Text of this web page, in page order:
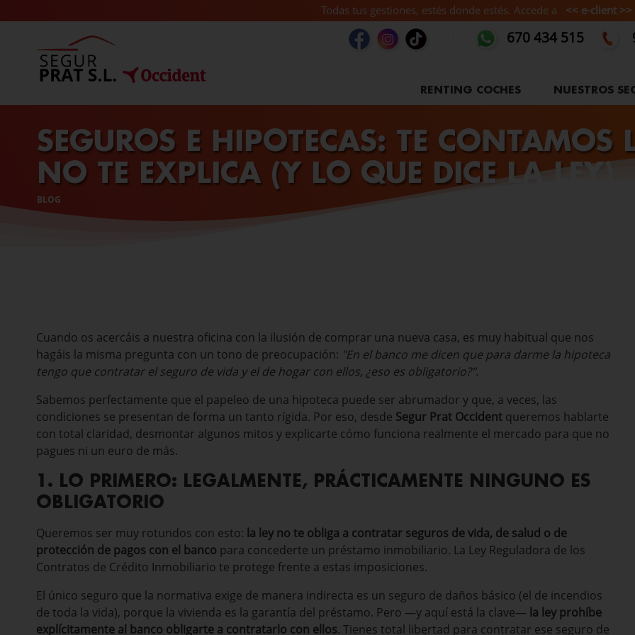
Todas tus gestiones, estés donde estés. Accede a << e-client >>
670 434 515
RENTING COCHES NUESTROS
SEGUROS E HIPOTECAS: TE CONTAMOS
NO TE EXPLICA (Y LO QUE DICE LA LEY)
BLOG
SLOGAN
PRINCIPAL
Cuando os acercáis a nuestra oficina con la ilusión de comprar una nueva casa, es muy habitual que nos
hagáis la misma pregunta con un tono de preocupación: "En el banco me dicen que para darme la hipoteca
tengo que contratar el seguro de vida y el de hogar con ellos, ¿eso es obligatorio?".
Sabemos perfectamente que el papeleo de una hipoteca puede ser abrumador y que, a veces, las
condiciones se presentan de forma un tanto rígida. Por eso, desde Segur Prat Occident queremos hablarte
con total claridad, desmontar algunos mitos y explicarte cómo funciona realmente el mercado para que no
pagues ni un euro de más.
1. LO PRIMERO: LEGALMENTE, PRÁCTICAMENTE NINGUNO ES
OBLIGATORIO
Queremos ser muy rotundos con esto: la ley no te obliga a contratar seguros de vida, de salud o de
protección de pagos con el banco para concederte un préstamo inmobiliario. La Ley Reguladora de los
Contratos de Crédito Inmobiliario te protege frente a estas imposiciones.
El único seguro que la normativa exige de manera indirecta es un seguro de daños básico (el de incendios
de toda la vida), porque la vivienda es la garantía del préstamo. Pero —y aquí está la clave— la ley prohíbe
explícitamente al banco obligarte a contratarlo con ellos. Tienes total libertad para contratar ese seguro de